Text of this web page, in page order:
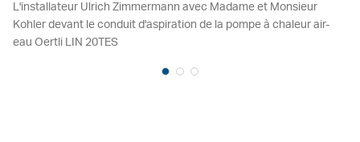
L'installateur Ulrich Zimmermann avec Madame et Monsieur
Kohler devant le conduit d'aspiration de la pompe à chaleur air-
eau Oertli LIN 20TES